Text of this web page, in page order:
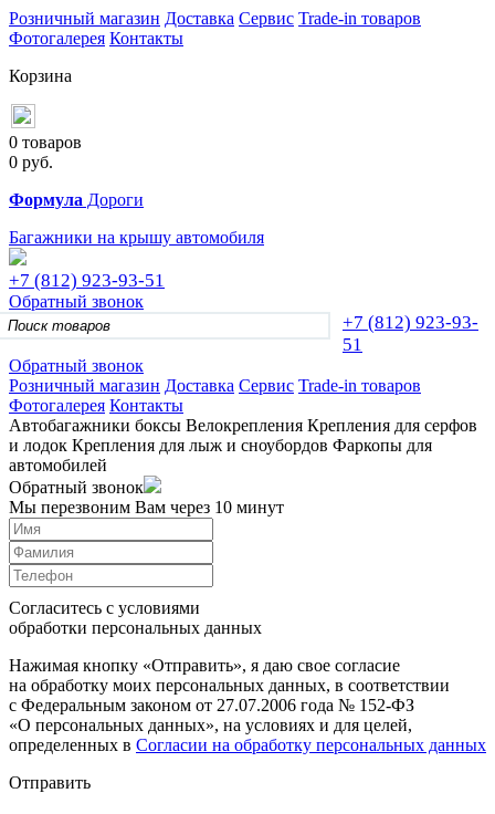
Розничный магазин Доставка Сервис Trade-in товаров
Фотогалерея Контакты
Корзина
0 товаров
0 руб.
Формула Дороги
Багажники на крышу автомобиля
+7 (812) 923-93-51
Обратный звонок
+7 (812) 923-93-
51
Обратный звонок
Розничный магазин Доставка Сервис Trade-in товаров
Фотогалерея Контакты
Автобагажники боксы Велокрепления Крепления для серфов
и лодок Крепления для лыж и сноубордов Фаркопы для
автомобилей
Обратный звонок
Мы перезвоним Вам через 10 минут
Согласитесь с условиями
обработки персональных данных
Нажимая кнопку «Отправить», я даю свое согласие
на обработку моих персональных данных, в соответствии
с Федеральным законом от 27.07.2006 года № 152-ФЗ
«О персональных данных», на условиях и для целей,
определенных в Согласии на обработку персональных данных
Отправить